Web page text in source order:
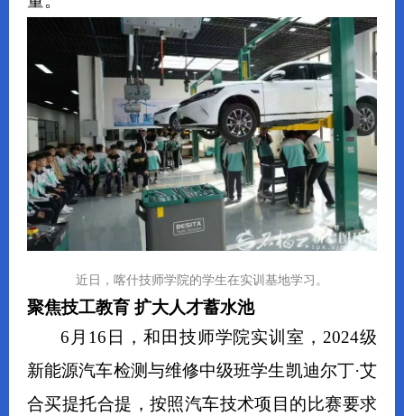
近日，喀什技师学院的学生在实训基地学习。
聚焦技工教育 扩大人才蓄水池
6月16日，和田技师学院实训室，2024级
新能源汽车检测与维修中级班学生凯迪尔丁·艾
合买提托合提，按照汽车技术项目的比赛要求